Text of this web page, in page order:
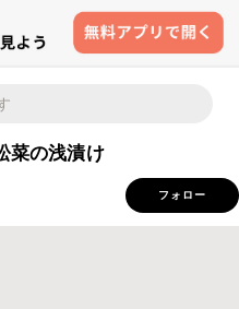
菜の浅漬け
フォロー